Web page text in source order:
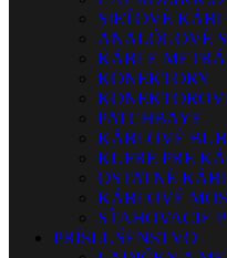
SIEŤOVÉ
ANALÓGOVÉ
KÁBLE
KONEKTORY
PATCHBAYE
KÁBLOVÉ
KUFRE PRE
OSTATNÉ
KÁBLOVÉ
SŤAHOVACIE
PRÍSLUŠENSTVO